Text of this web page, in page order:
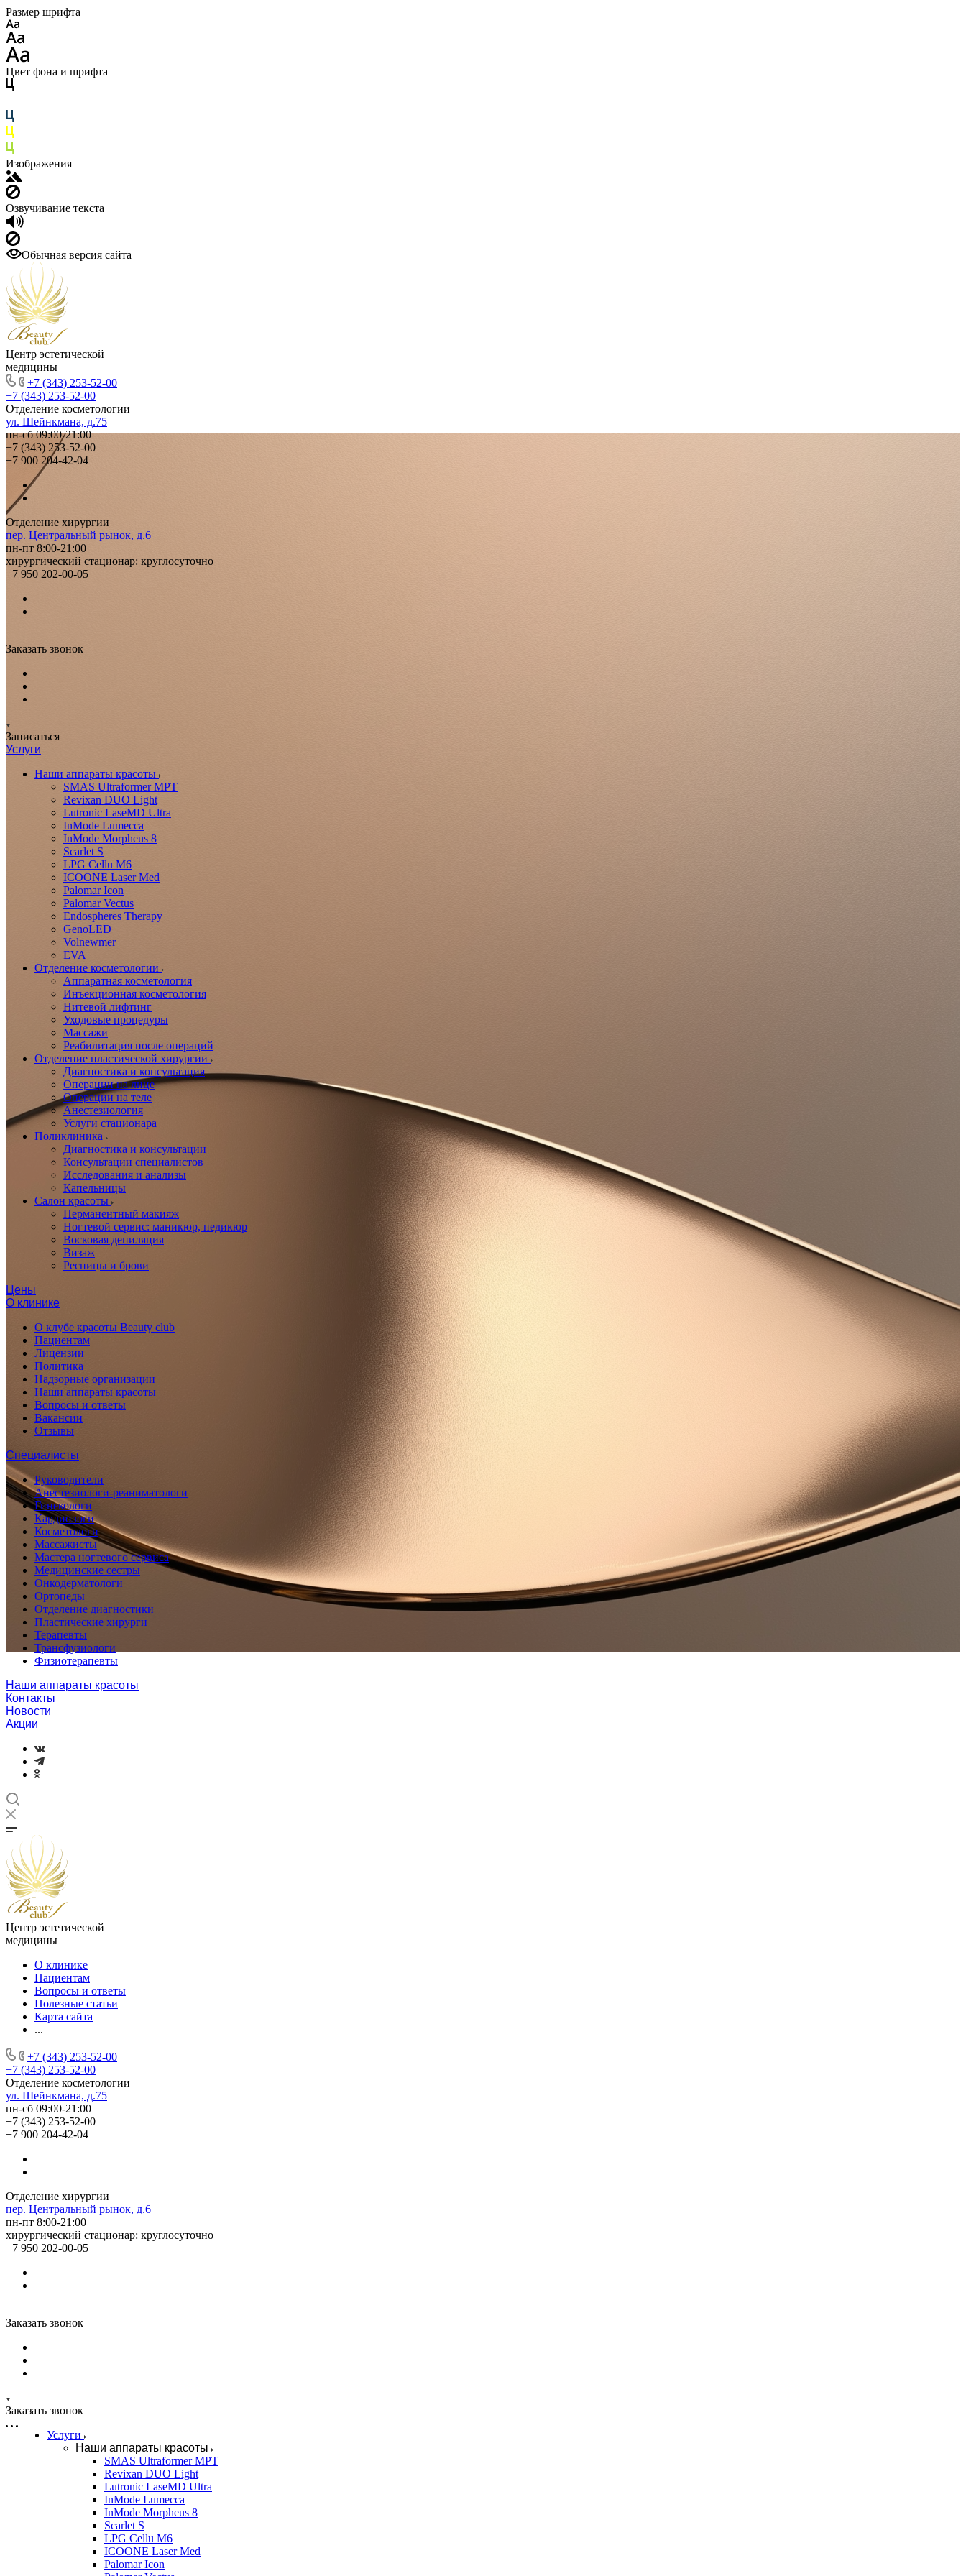
Размер шрифта
Цвет фона и шрифта
Изображения
Озвучивание текста
Обычная версия сайта
Центр эстетической
медицины
+7 (343) 253-52-00
+7 (343) 253-52-00
Отделение косметологии
ул. Шейнкмана, д.75
пн-сб 09:00-21:00
+7 (343) 253-52-00
+7 900 204-42-04
Отделение хирургии
пер. Центральный рынок, д.6
пн-пт 8:00-21:00
хирургический стационар: круглосуточно
+7 950 202-00-05
Заказать звонок
Записаться
Услуги
Наши аппараты красоты
SMAS Ultraformer MPT
Revixan DUO Light
Lutronic LaseMD Ultra
InMode Lumecca
InMode Morpheus 8
Scarlet S
LPG Cellu M6
ICOONE Laser Med
Palomar Icon
Palomar Vectus
Endospheres Therapy
GenoLED
Volnewmer
EVA
Отделение косметологии
Аппаратная косметология
Инъекционная косметология
Нитевой лифтинг
Уходовые процедуры
Массажи
Реабилитация после операций
Отделение пластической хирургии
Диагностика и консультация
Операции на лице
Операции на теле
Анестезиология
Услуги стационара
Поликлиника
Диагностика и консультации
Консультации специалистов
Исследования и анализы
Капельницы
Салон красоты
Перманентный макияж
Ногтевой сервис: маникюр, педикюр
Восковая депиляция
Визаж
Ресницы и брови
Цены
О клинике
О клубе красоты Beauty club
Пациентам
Лицензии
Политика
Надзорные организации
Наши аппараты красоты
Вопросы и ответы
Вакансии
Отзывы
Специалисты
Руководители
Анестезиологи-реаниматологи
Гинекологи
Кардиологи
Косметологи
Массажисты
Мастера ногтевого сервиса
Медицинские сестры
Онкодерматологи
Ортопеды
Отделение диагностики
Пластические хирурги
Терапевты
Трансфузиологи
Физиотерапевты
Наши аппараты красоты
Контакты
Новости
Акции
Центр эстетической
медицины
О клинике
Пациентам
Вопросы и ответы
Полезные статьи
Карта сайта
...
+7 (343) 253-52-00
+7 (343) 253-52-00
Отделение косметологии
ул. Шейнкмана, д.75
пн-сб 09:00-21:00
+7 (343) 253-52-00
+7 900 204-42-04
Отделение хирургии
пер. Центральный рынок, д.6
пн-пт 8:00-21:00
хирургический стационар: круглосуточно
+7 950 202-00-05
Заказать звонок
Заказать звонок
Услуги
Наши аппараты красоты
SMAS Ultraformer MPT
Revixan DUO Light
Lutronic LaseMD Ultra
InMode Lumecca
InMode Morpheus 8
Scarlet S
LPG Cellu M6
ICOONE Laser Med
Palomar Icon